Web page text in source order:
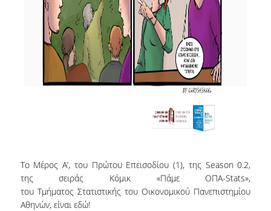
ΣΧΟΛΗ ΕΠΙΣΤΗΜΩΝ ΚΑΙ ΤΕΧΝΟΛΟΓΙΑΣ ΤΗΣ
ΠΛΗΡΟΦΟΡΙΑΣ
ΑΝΘΡΩΠΙΝΟ ΔΥΝΑΜΙΚΟ
ΜΕΛΗ ΔΕΠ
ΕΡΓΑΣΤΗΡΙΑΚΟ ΔΙΔΑΚΤΙΚΟ ΠΡΟΣΩΠΙΚΟ
ΕΙΔΙΚΟ ΤΕΧΝΙΚΟ ΕΡΓΑΣΤΗΡΙΑΚΟ ΠΡΟΣΩΠΙΚΟ
ΔΙΟΙΚΗΤΙΚΟ ΠΡΟΣΩΠΙΚΟ
ΜΕΤΑΔΙΔΑΚΤΟΡΕΣ
Το Μέρος Α’, του Πρώτου Επεισοδίου (1), της Season 0.2,
της σειράς Κόμικ «Πάμε ΟΠΑ-Stats»,
του Τμήματος Στατιστικής του Οικονομικού Πανεπιστημίου
Αθηνών, είναι εδώ!